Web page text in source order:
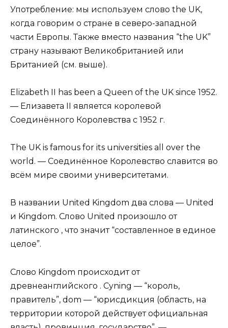
Употребление: мы используем слово the UK,
когда говорим о стране в северо-западной
части Европы. Также вместо названия “the UK”
страну называют Великобританией или
Британией (см. выше).
Elizabeth II has been a Queen of the UK since 1952.
— Елизавета II является королевой
Соединённого Королевства с 1952 г.
The UK is famous for its universities all over the
world. — Соединённое Королевство славится во
всём мире своими университетами.
В названии United Kingdom два слова — United
и Kingdom. Слово United произошло от
латинского , что значит “составленное в единое
целое”.
Слово Kingdom происходит от
древнеанглийского . Cyning — “король,
правитель”, dom — “юрисдикция (область, на
территории которой действует официальная